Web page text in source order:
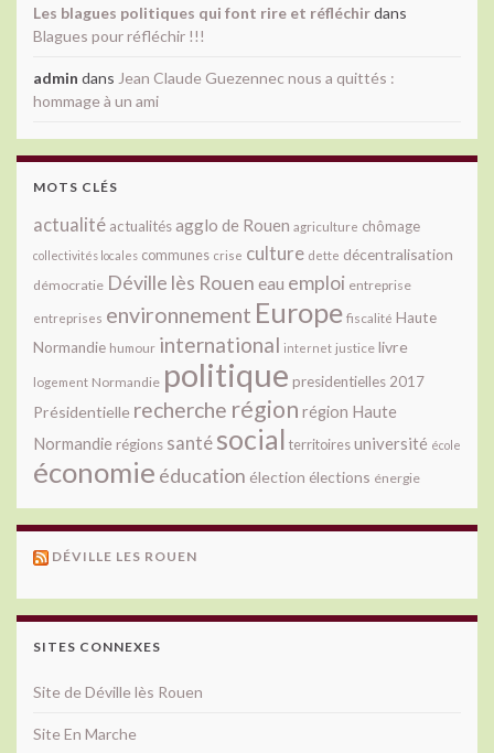
Les blagues politiques qui font rire et réfléchirdans
Blagues pour réfléchir !!!
admin dans Jean Claude Guezennec nous a quittés :
hommage à un ami
MOTS CLÉS
actualité actualitésagglo de Rouen agriculture chômage
collectivités locales communes crise culture dette décentralisation
démocratie Déville lès Rouen eau emploi entreprise
entreprises environnement Europe fiscalité Haute
Normandie humour international internet justice livre
logement Normandie politique presidentielles 2017
Présidentielle recherche région région Haute
Normandie régions santésocial territoiresuniversité école
économie éducation élection élections énergie
DÉVILLE LES ROUEN
SITES CONNEXES
Site de Déville lès Rouen
Site En Marche